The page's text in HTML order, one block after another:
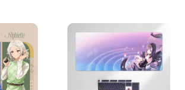
NT$6,580
多
種
款
式。
可
到
有
多
種
款
式。